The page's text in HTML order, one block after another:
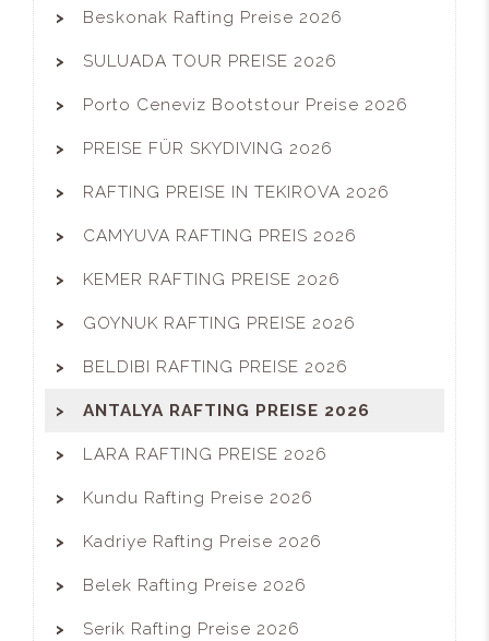
Beskonak Rafting Preise 2026
SULUADA TOUR PREISE 2026
Porto Ceneviz Bootstour Preise 2026
PREISE FÜR SKYDIVING 2026
RAFTING PREISE IN TEKIROVA 2026
CAMYUVA RAFTING PREIS 2026
KEMER RAFTING PREISE 2026
GOYNUK RAFTING PREISE 2026
BELDIBI RAFTING PREISE 2026
ANTALYA RAFTING PREISE 2026
LARA RAFTING PREISE 2026
Kundu Rafting Preise 2026
Kadriye Rafting Preise 2026
Belek Rafting Preise 2026
Serik Rafting Preise 2026